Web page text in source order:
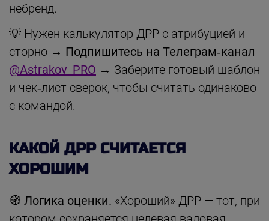
небренд.
💡 Нужен калькулятор ДРР с атрибуцией и
сторно → Подпишитесь на Телеграм‑канал
@Astrakov_PRO → Заберите готовый шаблон
и чек‑лист сверок, чтобы считать одинаково
с командой.
КАКОЙ ДРР СЧИТАЕТСЯ
ХОРОШИМ
🧭 Логика оценки. «Хороший» ДРР — тот, при